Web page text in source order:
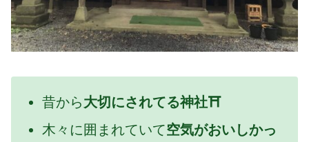
昔から大切にされてる神社⛩
木々に囲まれていて空気がおいしかっ